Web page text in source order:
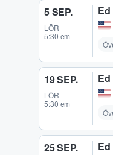
5 SEP.
LÖR
5:30 em
19 SEP.
LÖR
5:30 em
25 SEP.